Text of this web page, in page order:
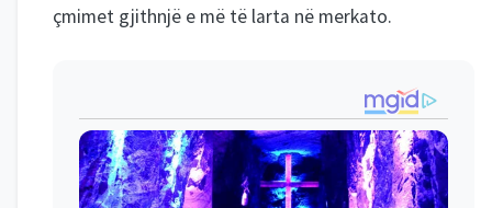
çmimet gjithnjë e më të larta në merkato.